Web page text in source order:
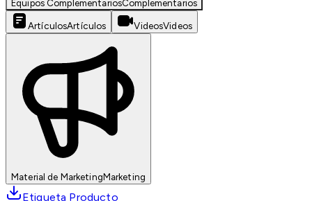
Equipos ComplementariosComplementarios
ArtículosArtículos VideosVideos
Material de MarketingMarketing
Etiqueta Producto